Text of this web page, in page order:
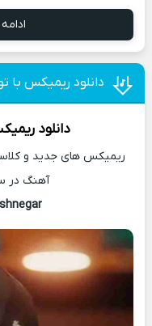
دانلود ریمیکس با
دانلود
ریمیکس های جدید و
آهنگ در